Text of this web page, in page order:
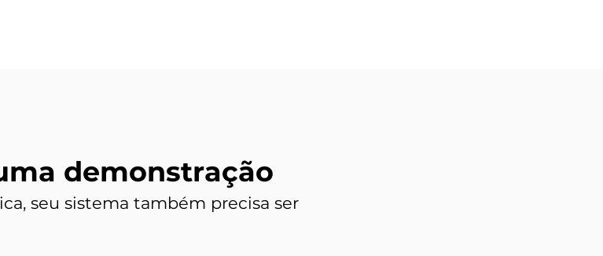
demonstração
seu sistema também precisa ser